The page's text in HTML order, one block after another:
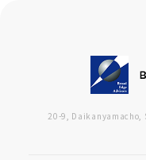
20-9, Daikanyamacho,